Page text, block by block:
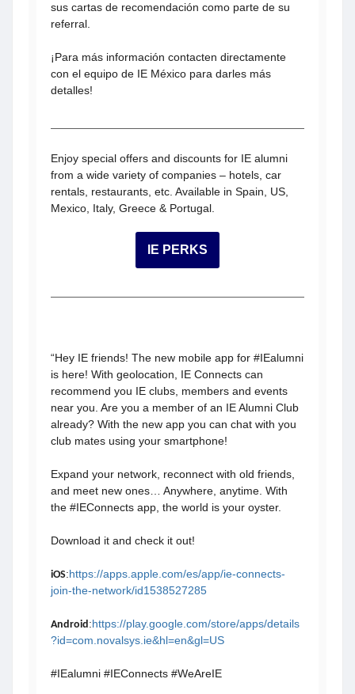
sus cartas de recomendación como parte de su
referral.
¡Para más información contacten directamente
con el equipo de IE México para darles más
detalles!
Enjoy special offers and discounts for IE alumni
from a wide variety of companies – hotels, car
rentals, restaurants, etc. Available in Spain, US,
Mexico, Italy, Greece & Portugal.
IE PERKS
“Hey IE friends! The new mobile app for #IEalumni
is here! With geolocation, IE Connects can
recommend you IE clubs, members and events
near you. Are you a member of an IE Alumni Club
already? With the new app you can chat with you
club mates using your smartphone!
Expand your network, reconnect with old friends,
and meet new ones… Anywhere, anytime. With
the #IEConnects app, the world is your oyster.
Download it and check it out!
iOS:https://apps.apple.com/es/app/ie-connects-
join-the-network/id1538527285
Android:https://play.google.com/store/apps/details
?id=com.novalsys.ie&hl=en&gl=US
#IEalumni #IEConnects #WeAreIE